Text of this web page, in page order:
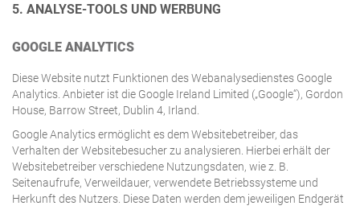
5. ANALYSE-TOOLS UND WERBUNG
GOOGLE ANALYTICS
Diese Website nutzt Funktionen des Webanalysedienstes Google
Analytics. Anbieter ist die Google Ireland Limited („Google“), Gordon
House, Barrow Street, Dublin 4, Irland.
Google Analytics ermöglicht es dem Websitebetreiber, das
Verhalten der Websitebesucher zu analysieren. Hierbei erhält der
Websitebetreiber verschiedene Nutzungsdaten, wie z. B.
Seitenaufrufe, Verweildauer, verwendete Betriebssysteme und
Herkunft des Nutzers. Diese Daten werden dem jeweiligen Endgerät